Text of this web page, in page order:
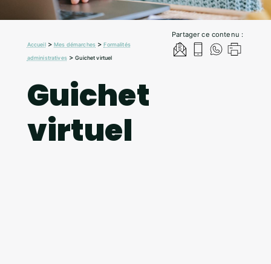
Partager ce contenu :
Accueil>Mes démarches >Formalités
administratives>Guichet virtuel
Guichet
virtuel